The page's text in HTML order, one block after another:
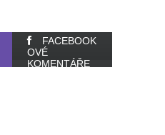
FACEBOOK
OVÉ
KOMENTÁŘE